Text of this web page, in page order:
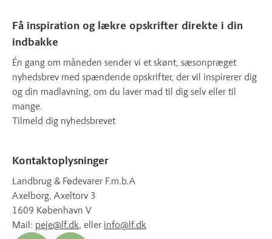
Få inspiration og lækre opskrifter direkte i din
indbakke
Én gang om måneden sender vi et skønt, sæsonpræget
nyhedsbrev med spændende opskrifter, der vil inspirerer dig
og din madlavning, om du laver mad til dig selv eller til
mange.
Tilmeld dig nyhedsbrevet
Kontaktoplysninger
Landbrug & Fødevarer F.m.b.A
Axelborg, Axeltorv 3
1609 København V
Mail: peje@lf.dk, eller info@lf.dk